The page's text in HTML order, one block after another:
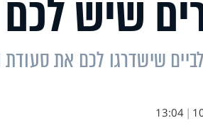
שיש
שישדרגו לכם את
|
13:04